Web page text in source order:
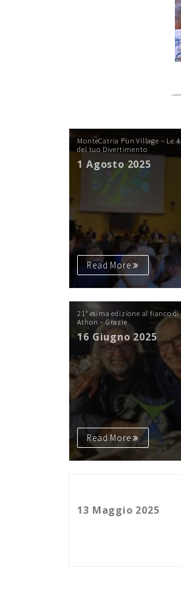
MonteCatria Fun Village – Le
del tuo Divertimento
1 Agosto 2025
Read More
21° esima edizione al fianco di
Athon – Grazie
16 Giugno 2025
Read More
13 Maggio 2025